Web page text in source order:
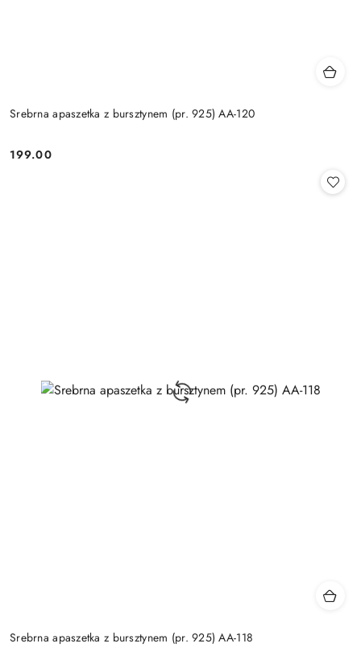
Srebrna apaszetka z bursztynem (pr. 925) AA-120
Cena:
199.00
Srebrna apaszetka z bursztynem (pr. 925) AA-118